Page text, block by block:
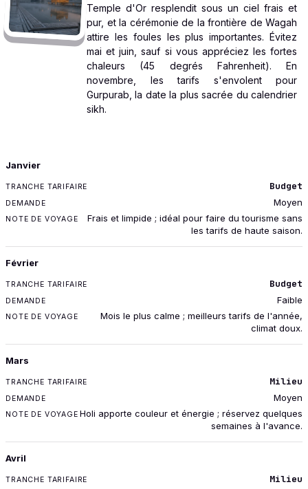
Temple d'Or resplendit sous un ciel frais et
pur, et la cérémonie de la frontière de Wagah
attire les foules les plus importantes. Évitez
mai et juin, sauf si vous appréciez les fortes
chaleurs (45 degrés Fahrenheit). En
novembre, les tarifs s'envolent pour
Gurpurab, la date la plus sacrée du calendrier
sikh.
MOIS
Janvier
Budget
Moyen
Frais et limpide ; idéal pour faire du tourisme sans
les tarifs de haute saison.
Février
Budget
Faible
Mois le plus calme ; meilleurs tarifs de l'année,
climat doux.
Mars
Milieu
Moyen
Holi apporte couleur et énergie ; réservez quelques
semaines à l'avance.
Avril
Milieu